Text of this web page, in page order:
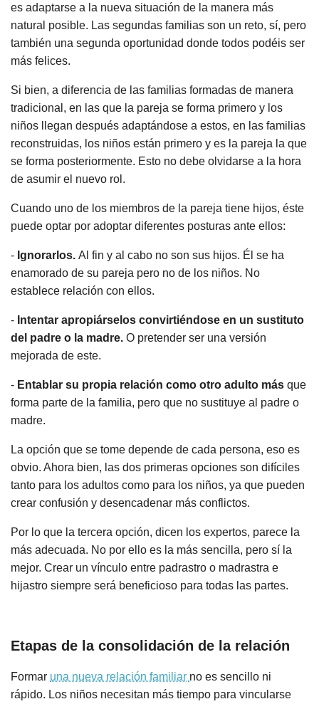
es adaptarse a la nueva situación de la manera más
natural posible. Las segundas familias son un reto, sí, pero
también una segunda oportunidad donde todos podéis ser
más felices.
Si bien, a diferencia de las familias formadas de manera
tradicional, en las que la pareja se forma primero y los
niños llegan después adaptándose a estos, en las familias
reconstruidas, los niños están primero y es la pareja la que
se forma posteriormente. Esto no debe olvidarse a la hora
de asumir el nuevo rol.
Cuando uno de los miembros de la pareja tiene hijos, éste
puede optar por adoptar diferentes posturas ante ellos:
- Ignorarlos. Al fin y al cabo no son sus hijos. Él se ha
enamorado de su pareja pero no de los niños. No
establece relación con ellos.
- Intentar apropiárselos convirtiéndose en un sustituto
del padre o la madre. O pretender ser una versión
mejorada de este.
- Entablar su propia relación como otro adulto más que
forma parte de la familia, pero que no sustituye al padre o
madre.
La opción que se tome depende de cada persona, eso es
obvio. Ahora bien, las dos primeras opciones son difíciles
tanto para los adultos como para los niños, ya que pueden
crear confusión y desencadenar más conflictos.
Por lo que la tercera opción, dicen los expertos, parece la
más adecuada. No por ello es la más sencilla, pero sí la
mejor. Crear un vínculo entre padrastro o madrastra e
hijastro siempre será beneficioso para todas las partes.
Etapas de la consolidación de la relación
Formar una nueva relación familiar no es sencillo ni
rápido. Los niños necesitan más tiempo para vincularse